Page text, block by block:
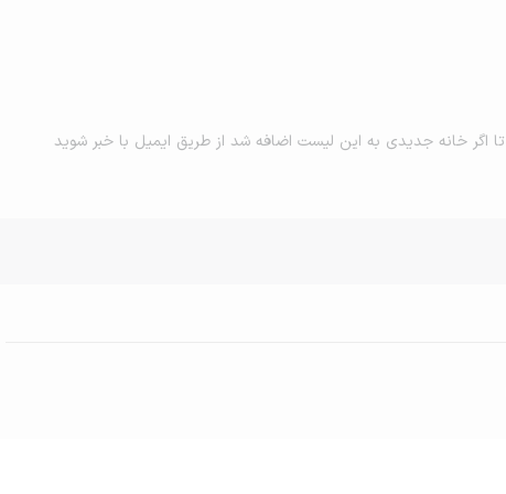
تا اگر خانه جدیدی به این لیست اضافه شد از طریق ایمیل با خبر شوید